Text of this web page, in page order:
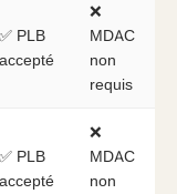
✅ PLB
accepté
❌
MDAC
non
requis
✅ PLB
accepté
❌
MDAC
non